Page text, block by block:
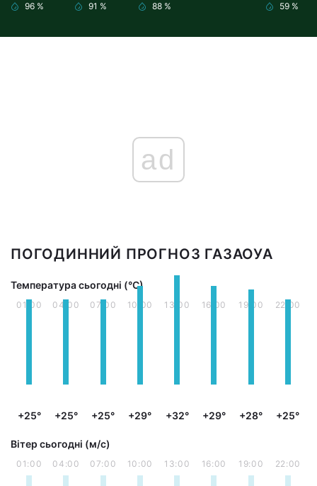
96 %
91 %
88 %
59 %
ad
ПОГОДИННИЙ ПРОГНОЗ ГАЗАОУА
Температура сьогодні (°С)
01:00
+25°
04:00
+25°
07:00
+25°
10:00
+29°
13:00
+32°
16:00
+29°
19:00
+28°
22:00
+25°
Вітер сьогодні (м/с)
01:00 04:00 07:00 10:00 13:00 16:00 19:00 22:00